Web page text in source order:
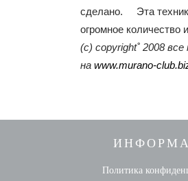
сделано. Эта
огромное количество
(с) copyright˚ 2008
на www.murano-
Политика